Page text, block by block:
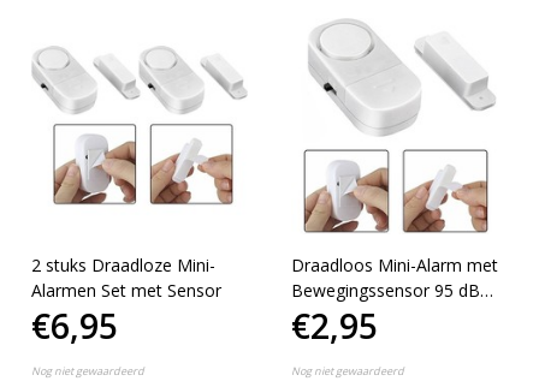
2 stuks Draadloze Mini-
Alarmen Set met Sensor
€6,95
Nog niet gewaardeerd
Draadloos Mini-Alarm met
Bewegingssensor 95 dB
Inclusief Batterijen
€2,95
Nog niet gewaardeerd